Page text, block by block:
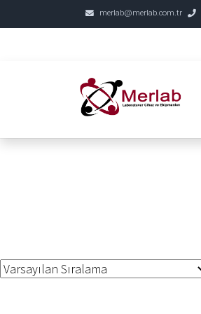
merlab@merlab.com.tr